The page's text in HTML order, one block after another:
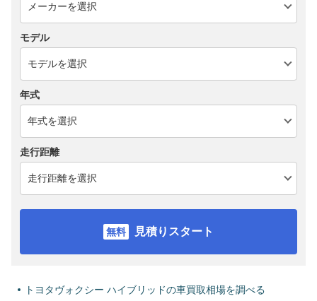
モデル
年式
走行距離
見積りスタート
トヨタヴォクシー ハイブリッドの車買取相場を調べる